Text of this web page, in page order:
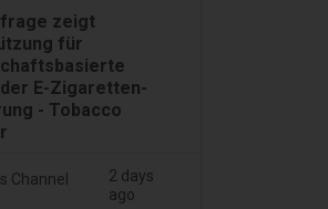
zeigt
für
E-Zigaretten-
- Tobacco
Channel
2 days
ago